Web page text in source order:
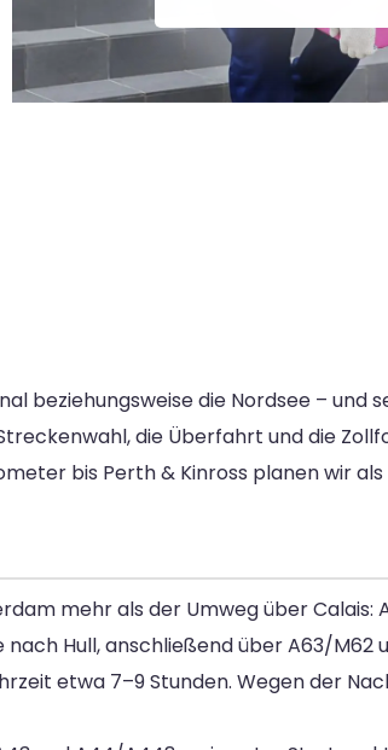
beziehungsweise die Nordsee – und
die Überfahrt und die
bis Perth & Kinross planen wir als
mehr als der Umweg über Calais:
Hull, anschließend über A63/M62
etwa 7–9 Stunden. Wegen der